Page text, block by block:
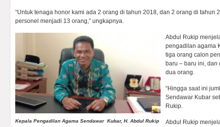
“Untuk tenaga honor kami ada 2 orang di tahun 2018, dan 2 orang di tahun
personel menjadi 13 orang,” ungkapnya.
Kepala Pengadilan Agama Sendawar Kubar, H. Abdul Rukip
Abdul Rukip
pengadilan agama
tiga orang calon
baru – baru ini,
dua orang.
“Hingga saat ini
Sendawar Kubar
Rukip.
Abdul Rukip